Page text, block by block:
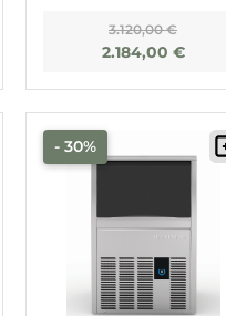
3.120,00€
2.184,00 €
- 30%